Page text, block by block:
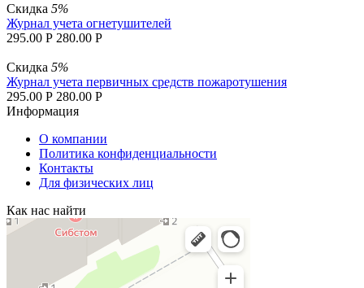
Скидка 5%
Журнал учета огнетушителей
295.00 Р 280.00 Р
Скидка 5%
Журнал учета первичных средств пожаротушения
295.00 Р 280.00 Р
Информация
О компании
Политика конфиденциальности
Контакты
Для физических лиц
Как нас найти